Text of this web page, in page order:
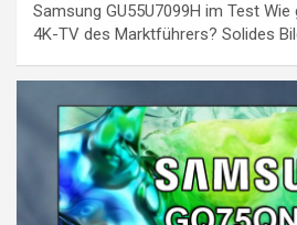
Samsung GU55U7099H im Test
4K-TV des Marktführers? Solides